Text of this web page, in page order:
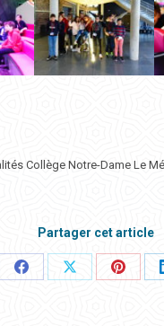
Collège Notre-Dame Le
Partager cet article
PartagerPartager